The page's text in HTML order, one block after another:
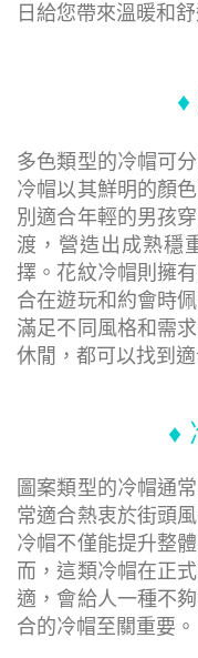
日給您帶來溫暖和舒
♦
多色類型的冷帽可
冷帽以其鮮明的顏
別適合年輕的男孩
渡，營造出成熟穩
擇。花紋冷帽則擁
合在遊玩和約會時
滿足不同風格和需
休閒，都可以找到
♦
圖案類型的冷帽通
常適合熱衷於街頭
冷帽不僅能提升整
而，這類冷帽在正
適，會給人一種不
合的冷帽至關重要。